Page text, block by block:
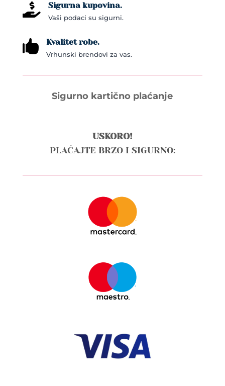
 Sigurna kupovina.
Vaši podaci su sigurni.
 Kvalitet robe.
Vrhunski brendovi za vas.
Sigurno kartično plaćanje
USKORO!
PLAĆAJTE BRZO I SIGURNO: